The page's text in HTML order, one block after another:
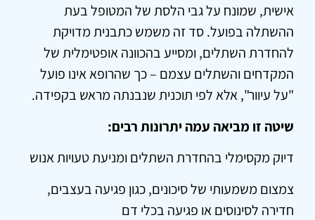
אישית, שמונח על גבי הלסת של המטופל בעת
ההשתלה בפועל. סד זה משמש כתבנית מדויקת
להחדרת השתלים, ומסייע בהכוונה אופטימלית של
המקדחים והשתלים עצמם – כך שהרופא אינו פועל
"על עיוור", אלא לפי תוכנית שנבנתה מראש בקפידה.
שיטה זו מביאה עמה יתרונות רבים:
דיוק מקסימלי בהחדרת השתלים ומניעת טעויות אנוש
צמצום משמעותי של סיכונים, כגון פגיעה בעצבים,
חדירה לסינוסים או פגיעה בכלי דם